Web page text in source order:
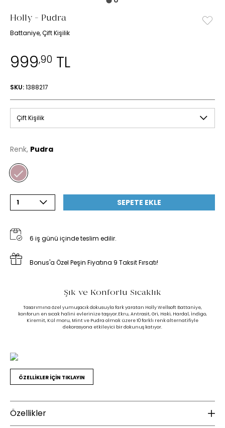
Holly - Pudra
Battaniye, Çift Kişilik
999,90 TL
SKU:1388217
Çift Kişilik
Renk, Pudra
1 SEPETE EKLE
6 iş günü içinde teslim edilir.
Bonus'a Özel Peşin Fiyatına 9 Taksit Fırsatı!
Şık ve Konforlu Sıcaklık
Tasarımına özel yumuşacık dokusuyla fark yaratan Holly Wellsoft Battaniye,
konforun en sıcak halini evlerinize taşıyor.Ekru, Antrasit, Gri, Haki, Hardal, İndigo,
Kiremit, Kül moru, Mint ve Pudra olmak üzere 10 farklı renk alternatifiyle
dekorasyona etkileyici bir dokunuş katıyor.
ÖZELLİKLER İÇİN TIKLAYIN
Özellikler